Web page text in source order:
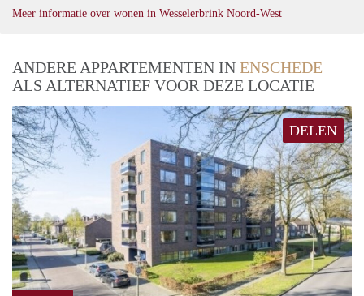
Meer informatie over wonen in Wesselerbrink Noord-West
ANDERE APPARTEMENTEN IN ENSCHEDE
ALS ALTERNATIEF VOOR DEZE LOCATIE
DELEN